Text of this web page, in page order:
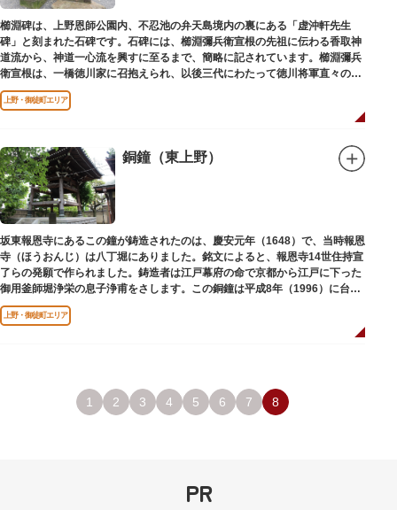
櫛淵碑は、上野恩師公園内、不忍池の弁天島境内の裏にある「虚沖軒先生
碑」と刻まれた石碑です。石碑には、櫛淵彌兵衛宣根の先祖に伝わる香取神
道流から、神道一心流を興すに至るまで、簡略に記されています。櫛淵彌兵
衛宣根は、一橋徳川家に召抱えられ、以後三代にわたって徳川将軍直々の護
衛役として仕えました。
上野・御徒町エリア
銅鐘（東上野）
坂東報恩寺にあるこの鐘が鋳造されたのは、慶安元年（1648）で、当時報恩
寺（ほうおんじ）は八丁堀にありました。銘文によると、報恩寺14世住持宣
了らの発願で作られました。鋳造者は江戸幕府の命で京都から江戸に下った
御用釜師堀浄栄の息子浄甫をさします。この銅鐘は平成8年（1996）に台東
区有形文化財として登載されました。
上野・御徒町エリア
1 2 3 4 5 6 7 8
PR